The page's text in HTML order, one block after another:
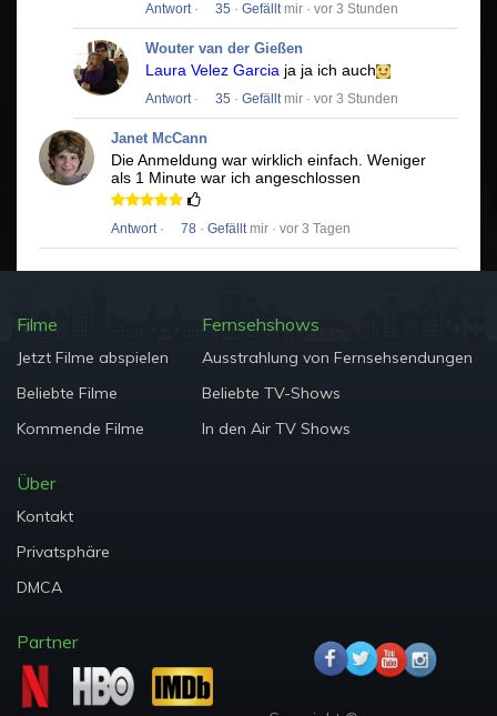
Antwort· 35 · Gefälltmir · vor 3 Stunden
Wouter van der Gießen
Laura Velez Garcia ja ja ich auch
Antwort· 35 · Gefälltmir · vor 3 Stunden
Janet McCann
Die Anmeldung war wirklich einfach. Weniger
als 1 Minute war ich angeschlossen
Antwort· 78 · Gefälltmir · vor 3 Tagen
Filme
Jetzt Filme abspielen
Beliebte Filme
Kommende Filme
Fernsehshows
Ausstrahlung von Fernsehsendungen
Beliebte TV-Shows
In den Air TV Shows
Über
Kontakt
Privatsphäre
DMCA
Partner